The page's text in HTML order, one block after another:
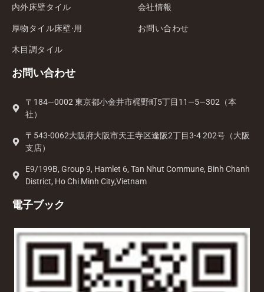
内外床壁タイル
厚物タイル床壁·用
木目調タイル
会社情報
お問い合わせ
お問い合わせ
〒184—0002 東京都小金井市梶野町5丁目11—5—302（本
社）
〒543-0062大阪府大阪市天王寺区逢阪2丁目3-4 202号（大阪
支店）
E9/199B, Group 9, Hamlet 6, Tan Nhut Commune, Binh Chanh
District, Ho Chi Minh City,Vietnam
電子ブック